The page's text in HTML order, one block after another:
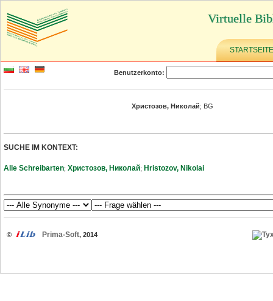
Virtuelle
STARTSEITE
Benutzerkonto:
Христозов, Николай; BG
SUCHE IM KONTEXT:
Alle Schreibarten; Христозов, Николай; Hristozov, Nikolai
© Prima-Soft, 2014